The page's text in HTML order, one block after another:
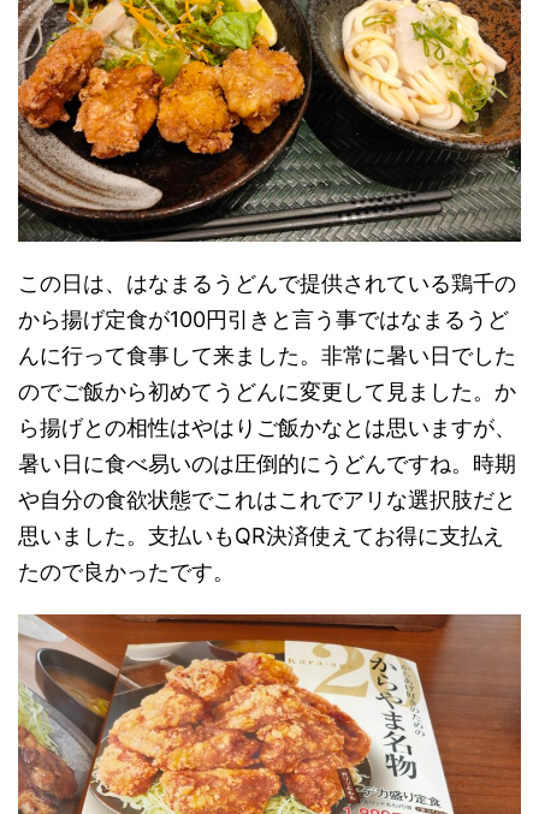
この日は、はなまるうどんで提供されている鶏千の
から揚げ定食が100円引きと言う事ではなまるうど
んに行って食事して来ました。非常に暑い日でした
のでご飯から初めてうどんに変更して見ました。か
ら揚げとの相性はやはりご飯かなとは思いますが、
暑い日に食べ易いのは圧倒的にうどんですね。時期
や自分の食欲状態でこれはこれでアリな選択肢だと
思いました。支払いもQR決済使えてお得に支払え
たので良かったです。